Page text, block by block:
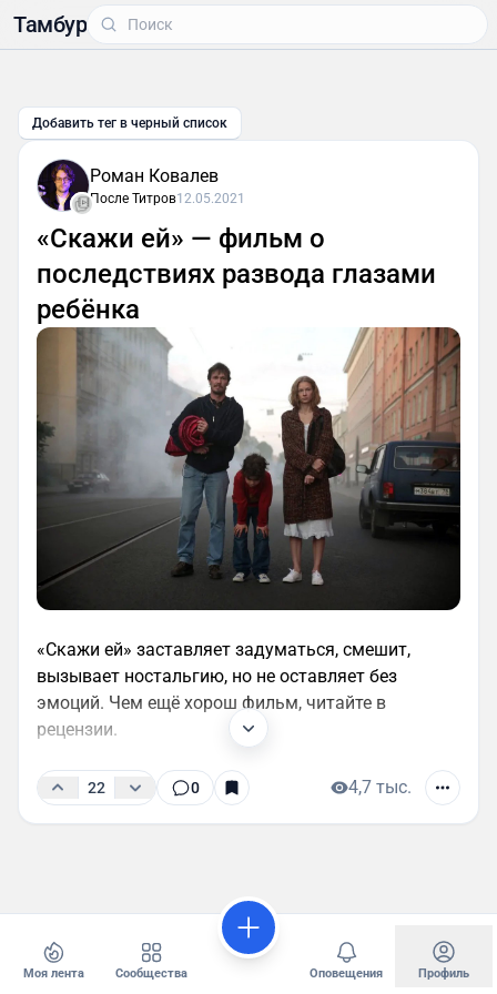
Тамбур
Добавить тег в черный список
Роман Ковалев
После Титров12.05.2021
«Скажи ей» — фильм о
последствиях развода глазами
ребёнка
«Скажи ей» заставляет задуматься, смешит,
вызывает ностальгию, но не оставляет без
эмоций. Чем ещё хорош фильм, читайте в
рецензии.
22 0 4,7 тыс.
Моя лента Сообщества Оповещения Профиль